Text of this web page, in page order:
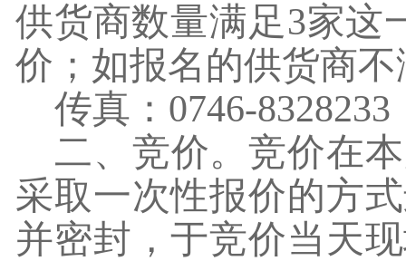
供货商数量满足3家这
价；如报名的供货商不
传真： 0746-
二、竞价。竞价在
采取一次性报价的方
并密封，于竞价当天